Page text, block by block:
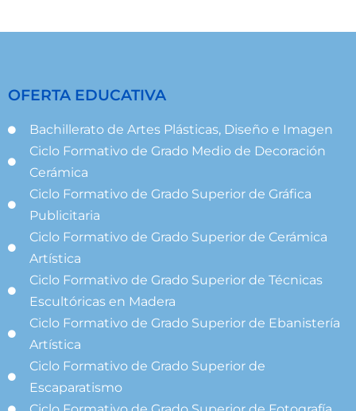
OFERTA EDUCATIVA
Bachillerato de Artes Plásticas, Diseño e Imagen
Ciclo Formativo de Grado Medio de Decoración
Cerámica
Ciclo Formativo de Grado Superior de Gráfica
Publicitaria
Ciclo Formativo de Grado Superior de Cerámica
Artística
Ciclo Formativo de Grado Superior de Técnicas
Escultóricas en Madera
Ciclo Formativo de Grado Superior de Ebanistería
Artística
Ciclo Formativo de Grado Superior de
Escaparatismo